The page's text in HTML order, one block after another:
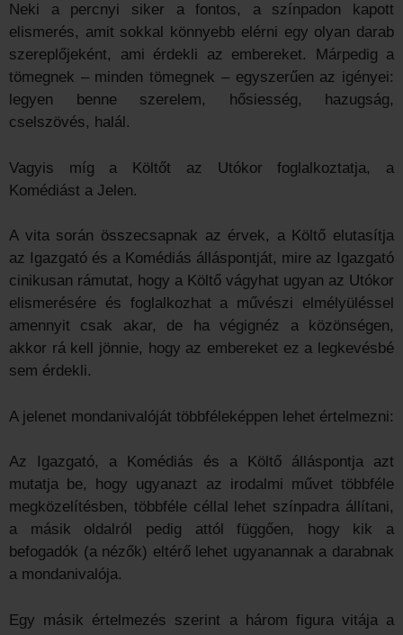
Neki a percnyi siker a fontos, a színpadon kapott
elismerés, amit sokkal könnyebb elérni egy olyan darab
szereplőjeként, ami érdekli az embereket. Márpedig a
tömegnek – minden tömegnek – egyszerűen az igényei:
legyen benne szerelem, hősiesség, hazugság,
cselszövés, halál.
Vagyis míg a Költőt az Utókor foglalkoztatja, a
Komédiást a Jelen.
A vita során összecsapnak az érvek, a Költő elutasítja
az Igazgató és a Komédiás álláspontját, mire az Igazgató
cinikusan rámutat, hogy a Költő vágyhat ugyan az Utókor
elismerésére és foglalkozhat a művészi elmélyüléssel
amennyit csak akar, de ha végignéz a közönségen,
akkor rá kell jönnie, hogy az embereket ez a legkevésbé
sem érdekli.
A jelenet mondanivalóját többféleképpen lehet értelmezni:
Az Igazgató, a Komédiás és a Költő álláspontja azt
mutatja be, hogy ugyanazt az irodalmi művet többféle
megközelítésben, többféle céllal lehet színpadra állítani,
a másik oldalról pedig attól függően, hogy kik a
befogadók (a nézők) eltérő lehet ugyanannak a darabnak
a mondanivalója.
Egy másik értelmezés szerint a három figura vitája a